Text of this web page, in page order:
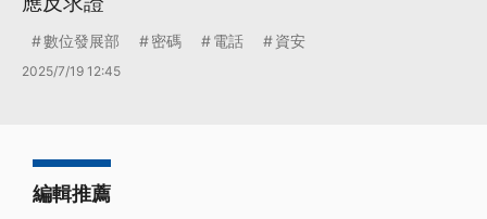
數位發展部 密碼 電話 資安
2025/7/19 12:45
編輯推薦